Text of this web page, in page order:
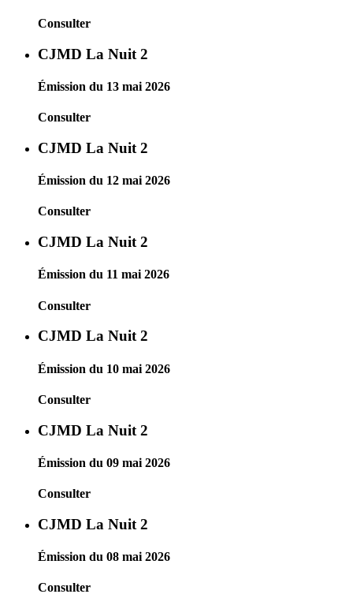
Consulter
CJMD La Nuit 2
Émission du 13 mai 2026
Consulter
CJMD La Nuit 2
Émission du 12 mai 2026
Consulter
CJMD La Nuit 2
Émission du 11 mai 2026
Consulter
CJMD La Nuit 2
Émission du 10 mai 2026
Consulter
CJMD La Nuit 2
Émission du 09 mai 2026
Consulter
CJMD La Nuit 2
Émission du 08 mai 2026
Consulter